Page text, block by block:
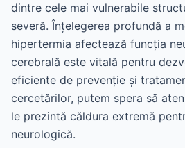
dintre cele mai vulnerabile
severă. Înțelegerea profundă a
hipertermia afectează funcția
cerebrală este vitală pentru
eficiente de prevenție și
cercetărilor, putem spera să
le prezintă căldura extremă
neurologică.